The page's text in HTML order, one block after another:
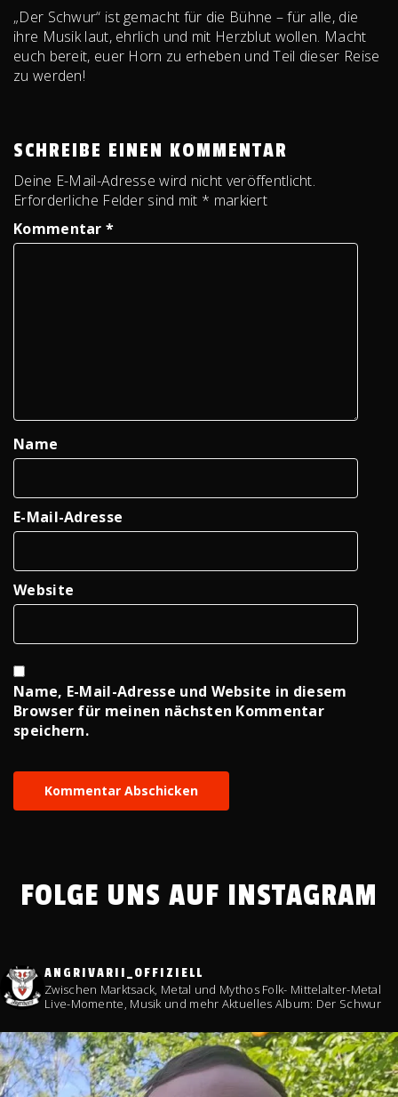
„Der Schwur“ ist gemacht für die Bühne – für alle, die
ihre Musik laut, ehrlich und mit Herzblut wollen. Macht
euch bereit, euer Horn zu erheben und Teil dieser Reise
zu werden!
SCHREIBE EINEN KOMMENTAR
Deine E-Mail-Adresse wird nicht veröffentlicht.
Erforderliche Felder sind mit * markiert
Kommentar*
Name
E-Mail-Adresse
Website
Name, E-Mail-Adresse und Website in diesem
Browser für meinen nächsten Kommentar
speichern.
FOLGE UNS AUF INSTAGRAM
ANGRIVARII_OFFIZIELL
Zwischen Marktsack, Metal und MythosFolk- Mittelalter-Metal
Live-Momente, Musik und mehr Aktuelles Album: Der Schwur